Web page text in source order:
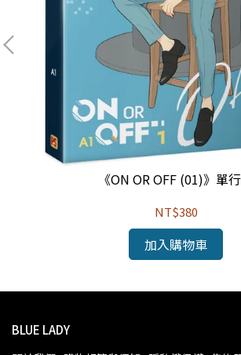
《ON OR OFF (01)》單
NT$380
加入購物車
BLUE LADY